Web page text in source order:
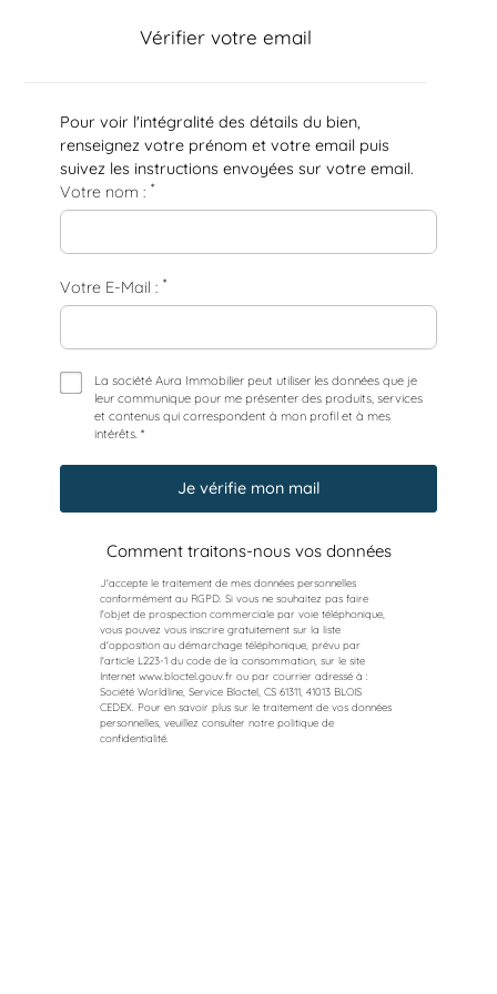
Vérifier votre email
Pour voir l'intégralité des détails du bien,
renseignez votre prénom et votre email puis
suivez les instructions envoyées sur votre email.
Votre nom : *
Votre E-Mail : *
La société Aura Immobilier peut utiliser les données que je
leur communique pour me présenter des produits, services
et contenus qui correspondent à mon profil et à mes
intérêts. *
Je vérifie mon mail
Comment traitons-nous vos données
J'accepte le traitement de mes données personnelles
conformément au RGPD. Si vous ne souhaitez pas faire
l'objet de prospection commerciale par voie téléphonique,
vous pouvez vous inscrire gratuitement sur la liste
d'opposition au démarchage téléphonique, prévu par
l'article L223-1 du code de la consommation, sur le site
Internetwww.bloctel.gouv.fr ou par courrier adressé à :
Société Worldline, Service Bloctel, CS 61311, 41013 BLOIS
CEDEX. Pour en savoir plus sur le traitement de vos données
personnelles, veuillez consulter notre politique de
confidentialité.